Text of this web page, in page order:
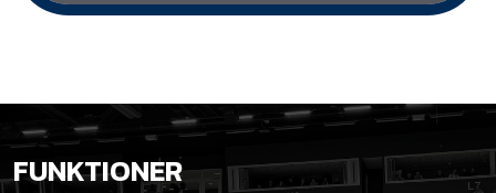
FUNKTIONER